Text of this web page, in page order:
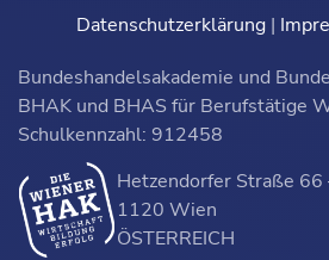
Datenschutzerklärung |
Bundeshandelsakademie und
BHAK und BHAS für Berufstätige
Schulkennzahl: 912458
Hetzendorfer Straße 66
1120 Wien
ÖSTERREICH